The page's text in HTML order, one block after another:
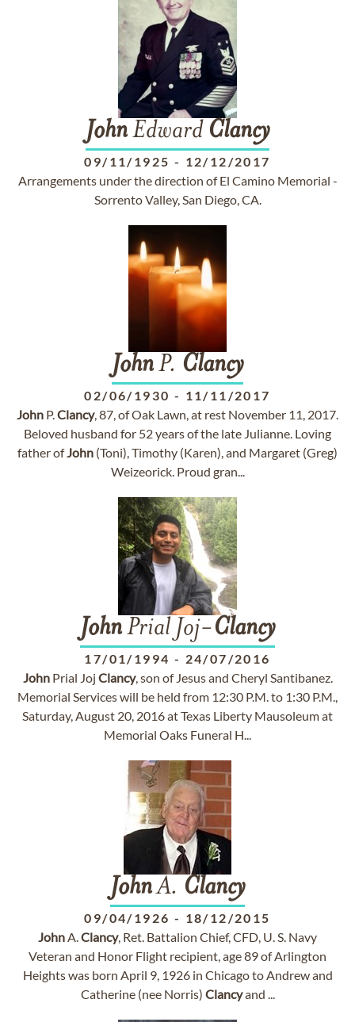
JohnEdward Clancy
09/11/1925 - 12/12/2017
Arrangements under the direction of El Camino Memorial -
Sorrento Valley, San Diego, CA.
JohnP. Clancy
02/06/1930 - 11/11/2017
John P.Clancy, 87, of Oak Lawn, at rest November 11, 2017.
Beloved husband for 52 years of the late Julianne. Loving
father ofJohn (Toni), Timothy (Karen), and Margaret (Greg)
Weizeorick. Proud gran...
JohnPrial Joj-Clancy
17/01/1994 - 24/07/2016
JohnPrial Joj Clancy, son of Jesus and Cheryl Santibanez.
Memorial Services will be held from 12:30 P.M. to 1:30 P.M.,
Saturday, August 20, 2016 at Texas Liberty Mausoleum at
Memorial Oaks Funeral H...
JohnA. Clancy
09/04/1926 - 18/12/2015
JohnA.Clancy, Ret. Battalion Chief, CFD, U. S. Navy
Veteran and Honor Flight recipient, age 89 of Arlington
Heights was born April 9, 1926 in Chicago to Andrew and
Catherine (nee Norris) Clancyand ...